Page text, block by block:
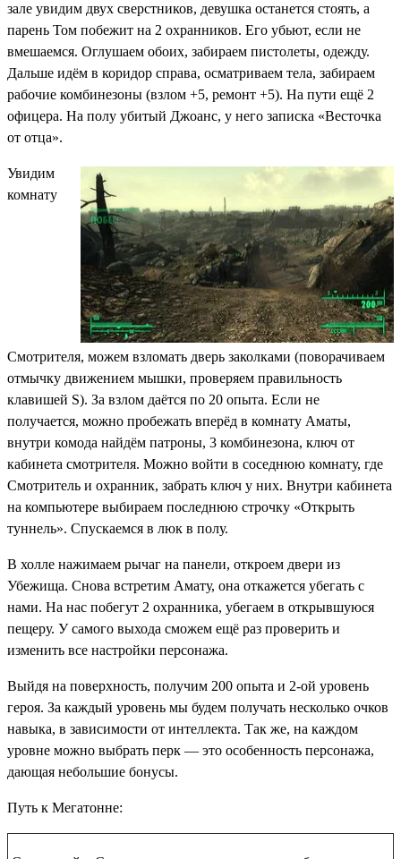
зале увидим двух сверстников, девушка останется стоять, а
парень Том побежит на 2 охранников. Его убьют, если не
вмешаемся. Оглушаем обоих, забираем пистолеты, одежду.
Дальше идём в коридор справа, осматриваем тела, забираем
рабочие комбинезоны (взлом +5, ремонт +5). На пути ещё 2
офицера. На полу убитый Джоанс, у него записка «Весточка
от отца».
Увидим
комнату
Смотрителя, можем взломать дверь заколками (поворачиваем
отмычку движением мышки, проверяем правильность
клавишей S). За взлом даётся по 20 опыта. Если не
получается, можно пробежать вперёд в комнату Аматы,
внутри комода найдём патроны, 3 комбинезона, ключ от
кабинета смотрителя. Можно войти в соседнюю комнату, где
Смотритель и охранник, забрать ключ у них. Внутри кабинета
на компьютере выбираем последнюю строчку «Открыть
туннель». Спускаемся в люк в полу.
В холле нажимаем рычаг на панели, откроем двери из
Убежища. Снова встретим Амату, она откажется убегать с
нами. На нас побегут 2 охранника, убегаем в открывшуюся
пещеру. У самого выхода сможем ещё раз проверить и
изменить все настройки персонажа.
Выйдя на поверхность, получим 200 опыта и 2-ой уровень
героя. За каждый уровень мы будем получать несколько очков
навыка, в зависимости от интеллекта. Так же, на каждом
уровне можно выбрать перк — это особенность персонажа,
дающая небольшие бонусы.
Путь к Мегатонне: